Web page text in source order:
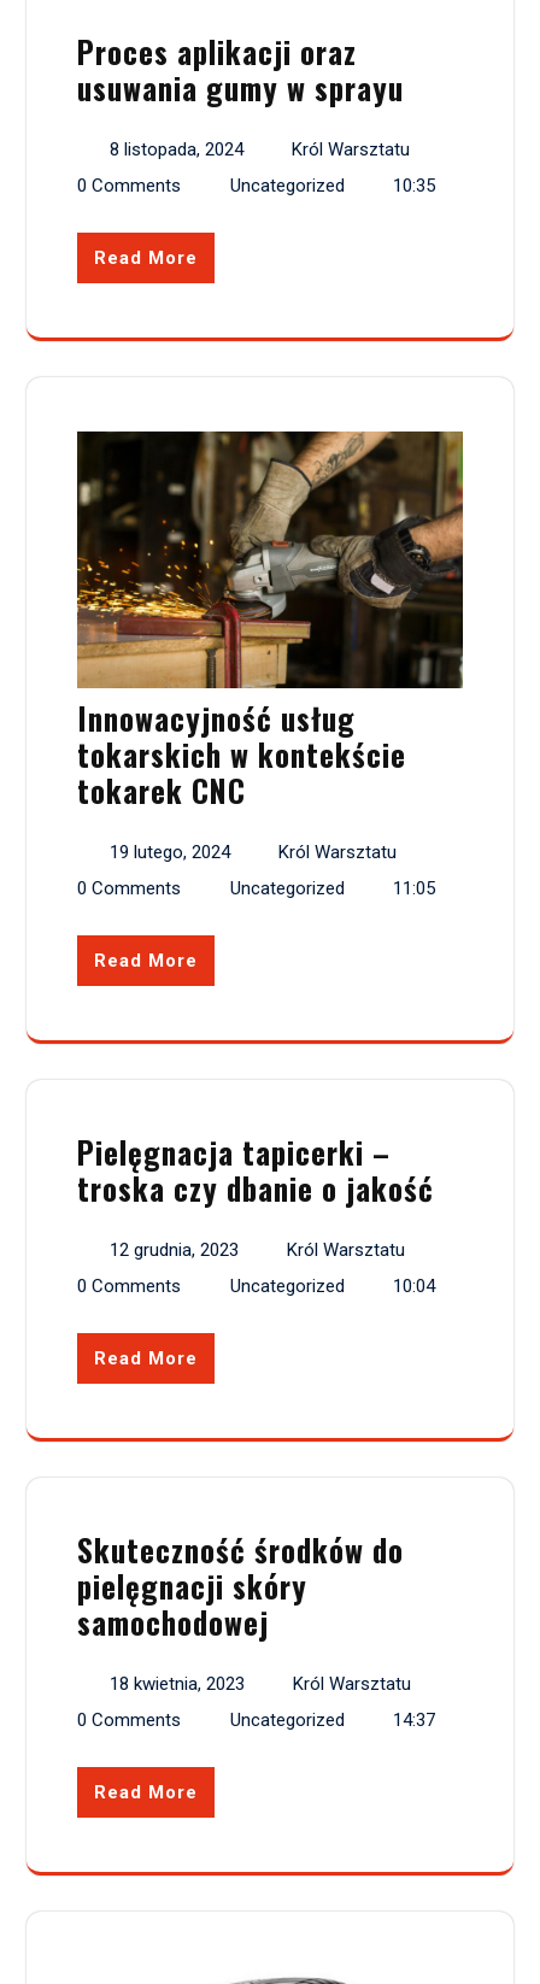
Proces aplikacji oraz
usuwania gumy w sprayu
8 listopada, 2024
Król Warsztatu
0 Comments
Uncategorized 10:35
Read More
Innowacyjność usług
tokarskich w kontekście
tokarek CNC
19 lutego, 2024
Król Warsztatu
0 Comments
Uncategorized 11:05
Read More
Pielęgnacja tapicerki –
troska czy dbanie o jakość
12 grudnia, 2023
Król Warsztatu
0 Comments
Uncategorized 10:04
Read More
Skuteczność środków do
pielęgnacji skóry
samochodowej
18 kwietnia, 2023
Król Warsztatu
0 Comments
Uncategorized 14:37
Read More